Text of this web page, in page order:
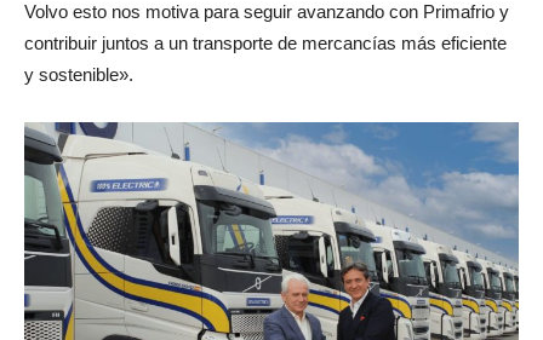
Volvo esto nos motiva para seguir avanzando con Primafrio y
contribuir juntos a un transporte de mercancías más eficiente
y sostenible».